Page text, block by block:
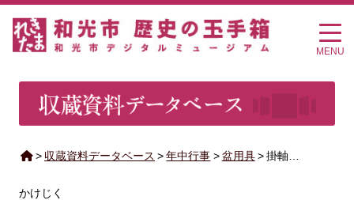
MENU
> 収蔵資料データベース > 年中行事 > 盆用具 >掛軸…
かけじく